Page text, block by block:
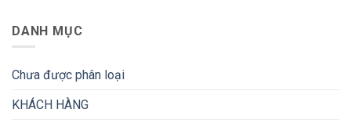
DANH MỤC
Chưa được phân loại
KHÁCH HÀNG